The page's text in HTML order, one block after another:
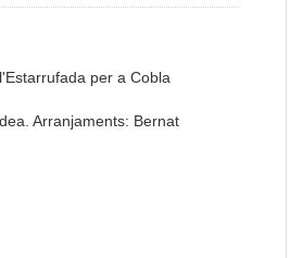
per a Cobla
Arranjaments: Bernat